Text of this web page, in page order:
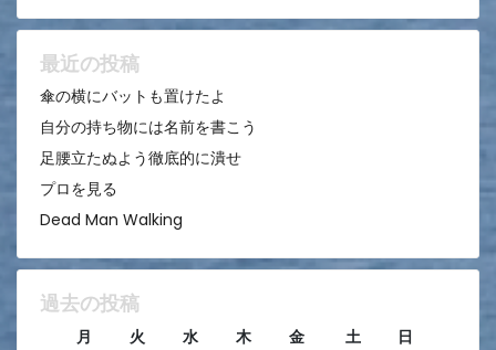
ョ
ン
最近の投稿
傘の横にバットも置けたよ
自分の持ち物には名前を書こう
足腰立たぬよう徹底的に潰せ
プロを見る
Dead Man Walking
過去の投稿
月 火 水 木 金 土
日